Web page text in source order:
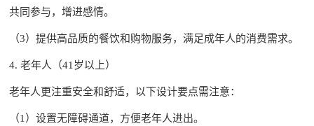
共同参与，增进感情。
（3）提供高品质的餐饮和购物服务，满足成年人的消费需求。
4. 老年人（41岁以上）
老年人更注重安全和舒适，以下设计要点需注意：
（1）设置无障碍通道，方便老年人进出。